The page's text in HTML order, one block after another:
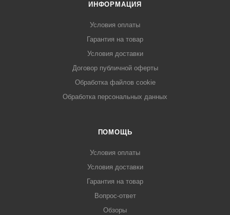
ИНФОРМАЦИЯ
Условия оплаты
Гарантия на товар
Условия доставки
Договор публичной оферты
Обработка файлов cookie
Обработка персональных данных
ПОМОЩЬ
Условия оплаты
Условия доставки
Гарантия на товар
Вопрос-ответ
Обзоры